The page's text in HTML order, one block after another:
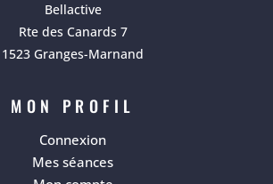
Bellactive
Rte des Canards 7
1523 Granges-Marnand
MON PROFIL
Connexion
Mes séances